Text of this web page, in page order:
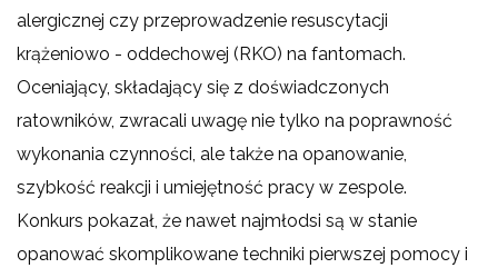
alergicznej czy przeprowadzenie resuscytacji
krążeniowo - oddechowej (RKO) na fantomach.
Oceniający, składający się z doświadczonych
ratowników, zwracali uwagę nie tylko na poprawność
wykonania czynności, ale także na opanowanie,
szybkość reakcji i umiejętność pracy w zespole.
Konkurs pokazał, że nawet najmłodsi są w stanie
opanować skomplikowane techniki pierwszej pomocy i